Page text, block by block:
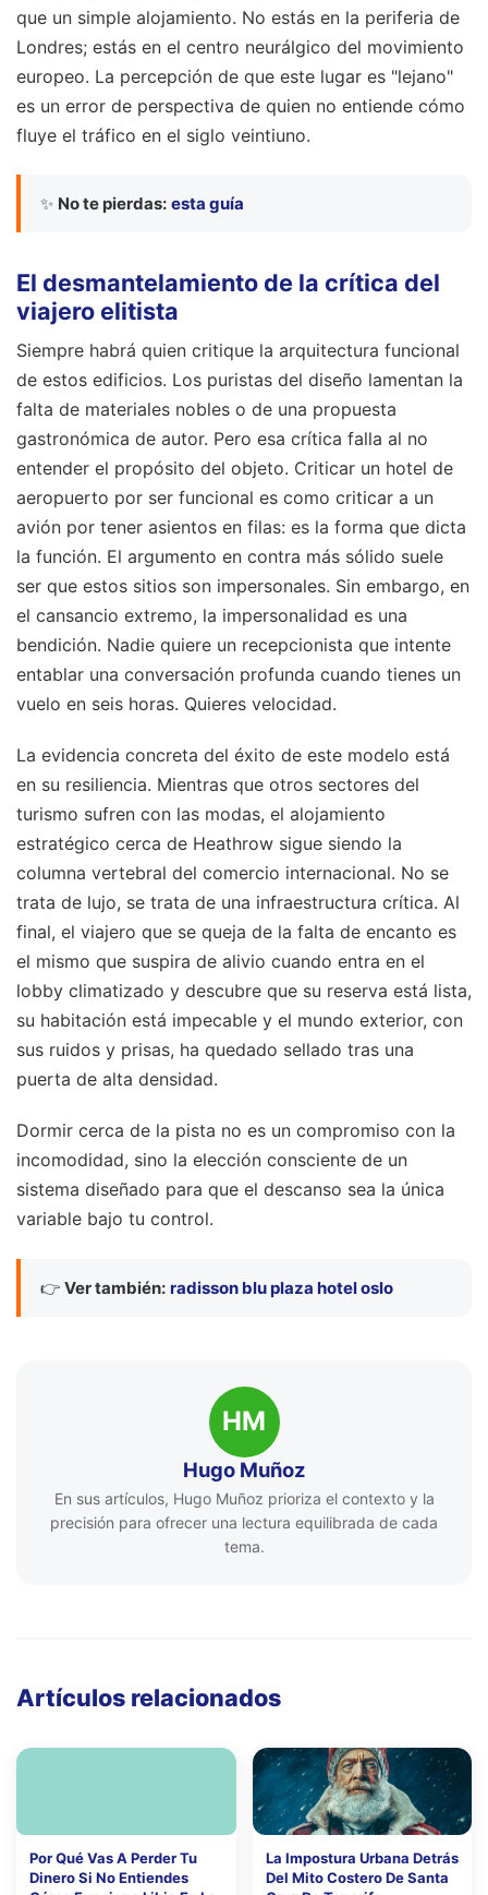
que un simple alojamiento. No estás en la periferia de
Londres; estás en el centro neurálgico del movimiento
europeo. La percepción de que este lugar es "lejano"
es un error de perspectiva de quien no entiende cómo
fluye el tráfico en el siglo veintiuno.
✨ No te pierdas: esta guía
El desmantelamiento de la crítica del
viajero elitista
Siempre habrá quien critique la arquitectura funcional
de estos edificios. Los puristas del diseño lamentan la
falta de materiales nobles o de una propuesta
gastronómica de autor. Pero esa crítica falla al no
entender el propósito del objeto. Criticar un hotel de
aeropuerto por ser funcional es como criticar a un
avión por tener asientos en filas: es la forma que dicta
la función. El argumento en contra más sólido suele
ser que estos sitios son impersonales. Sin embargo, en
el cansancio extremo, la impersonalidad es una
bendición. Nadie quiere un recepcionista que intente
entablar una conversación profunda cuando tienes un
vuelo en seis horas. Quieres velocidad.
La evidencia concreta del éxito de este modelo está
en su resiliencia. Mientras que otros sectores del
turismo sufren con las modas, el alojamiento
estratégico cerca de Heathrow sigue siendo la
columna vertebral del comercio internacional. No se
trata de lujo, se trata de una infraestructura crítica. Al
final, el viajero que se queja de la falta de encanto es
el mismo que suspira de alivio cuando entra en el
lobby climatizado y descubre que su reserva está lista,
su habitación está impecable y el mundo exterior, con
sus ruidos y prisas, ha quedado sellado tras una
puerta de alta densidad.
Dormir cerca de la pista no es un compromiso con la
incomodidad, sino la elección consciente de un
sistema diseñado para que el descanso sea la única
variable bajo tu control.
👉 Ver también: radisson blu plaza hotel oslo
HM
Hugo Muñoz
En sus artículos, Hugo Muñoz prioriza el contexto y la
precisión para ofrecer una lectura equilibrada de cada
tema.
Artículos relacionados
Por Qué Vas A Perder Tu
Dinero Si No Entiendes
La Impostura Urbana Detrás
Del Mito Costero De Santa